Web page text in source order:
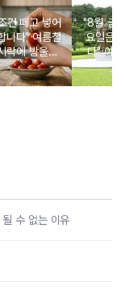
건 떼고 넣어
니다" 여름철
락에 방울토
꼭지 그대로
면 생기는 일
"8월 금
요일은
다" 이
무료로
한 의미
수 없는 이유